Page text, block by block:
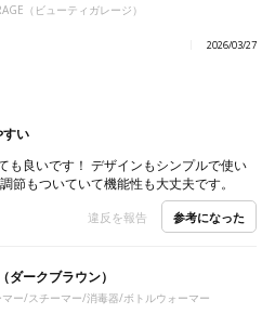
（ビューティガレージ）
2026/03/27
すい
も良いです！ デザインもシンプルで使い
節もついていて機能性も大丈夫です。
違反を報告 参考になった
ダークブラウン）
マー/スチーマー/消毒器/ボトルウォーマー